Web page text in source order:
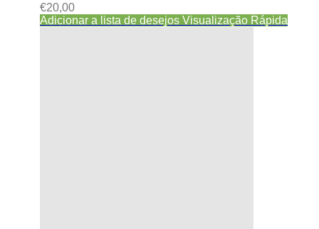
€20,00
Adicionar a lista de desejos Visualização Rápida